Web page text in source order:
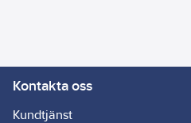
Kontakta oss
Kundtjänst